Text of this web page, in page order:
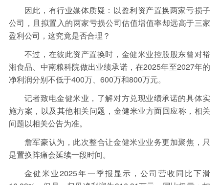
因此，有行业媒体质疑：以盈利资产置换两家亏损子
公司，且拟置入的两家亏损公司估值增值率却远高于三家
盈利公司，这究竟是否合理？
不过，在彼此资产置换时，金健米业控股股东曾对裕
湘食品、中南粮科院做出业绩承诺，在2025年至2027年的
净利润分别不低于400万、600万和800万元。
记者致电金健米业，了解对方兑现业绩承诺的具体实
施方案，以及其他相关问题，金健米业方面回应称，相关
问题以相关公告为准。
詹军豪认为，此次整合让金健米业业务更加聚焦，只
是置换阵痛会延续一段时间。
金健米业2025年一季报显示，公司营收同比下滑